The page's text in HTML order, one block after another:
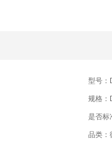
型号：
规格：
是否标
品类：